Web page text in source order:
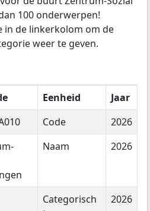
100 onderwerpen!
in de linkerkolom om de
weer te geven.
Eenheid
Jaar
Code
2026
Naam 2026
Categorisch
2026